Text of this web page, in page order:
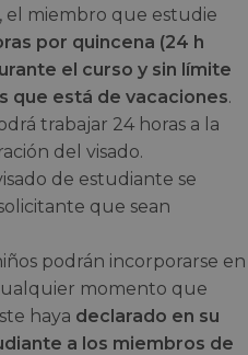
el miembro que estudie
por quincena (24 h
el curso y sin límite
que está de vacaciones.
trabajar 24 horas a la
del visado.
de estudiante se
que sean
podrán incorporarse en
momento que
haya declarado en su
a los miembros de